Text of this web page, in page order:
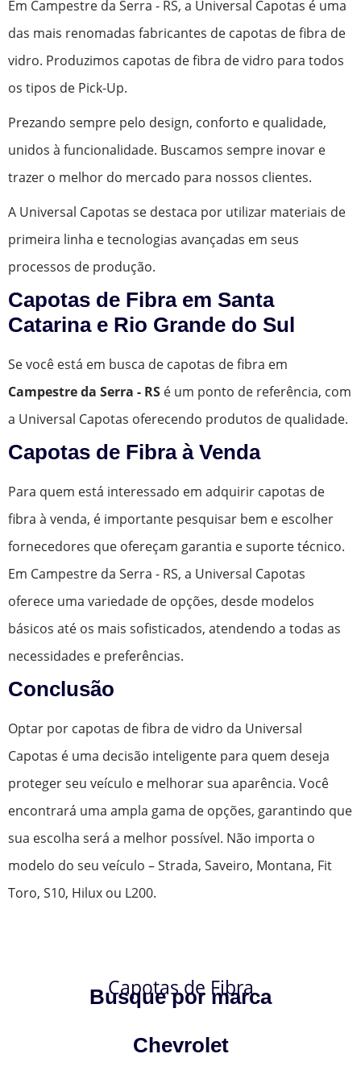
Em Campestre da Serra - RS, a Universal Capotas é uma
das mais renomadas fabricantes de capotas de fibra de
vidro. Produzimos capotas de fibra de vidro para todos
os tipos de Pick-Up.
Prezando sempre pelo design, conforto e qualidade,
unidos à funcionalidade. Buscamos sempre inovar e
trazer o melhor do mercado para nossos clientes.
A Universal Capotas se destaca por utilizar materiais de
primeira linha e tecnologias avançadas em seus
processos de produção.
Capotas de Fibra em Santa
Catarina e Rio Grande do Sul
Se você está em busca de capotas de fibra em
Campestre da Serra - RS é um ponto de referência, com
a Universal Capotas oferecendo produtos de qualidade.
Capotas de Fibra à Venda
Para quem está interessado em adquirir capotas de
fibra à venda, é importante pesquisar bem e escolher
fornecedores que ofereçam garantia e suporte técnico.
Em Campestre da Serra - RS, a Universal Capotas
oferece uma variedade de opções, desde modelos
básicos até os mais sofisticados, atendendo a todas as
necessidades e preferências.
Conclusão
Optar por capotas de fibra de vidro da Universal
Capotas é uma decisão inteligente para quem deseja
proteger seu veículo e melhorar sua aparência. Você
encontrará uma ampla gama de opções, garantindo que
sua escolha será a melhor possível. Não importa o
modelo do seu veículo – Strada, Saveiro, Montana, Fit
Toro, S10, Hilux ou L200.
Capotas de Fibra
Busque por marca
Chevrolet